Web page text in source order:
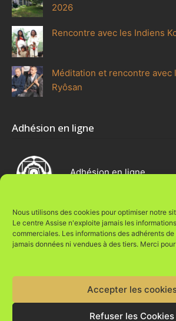
Nous utilisons des cookies pour optimiser notre
Le centre Assise n'exploite jamais les
commerciales. Les informations des adhérents
jamais données ni vendues à des tiers. Merci
Accepter les
Refuser les Cookies
2026
Rencontre avec les Indiens
Méditation et rencontre avec
Ryôsan
Adhésion en ligne
Adhésion en ligne
Une réalisation Vie Digit@le
Mentions légales Politique de